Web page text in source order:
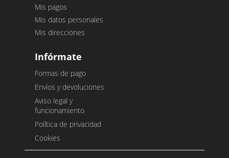
Mis pagos
Mis datos personales
Mis direcciones
Infórmate
Formas de pago
Envíos y devoluciones
Aviso legal y
funcionamiento
Política de privacidad
Cookies